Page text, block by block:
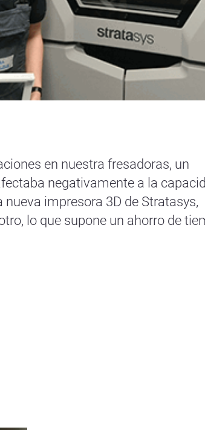
en nuestra fresadoras, un
negativamente a la
impresora 3D de Stratasys,
lo que supone un ahorro de